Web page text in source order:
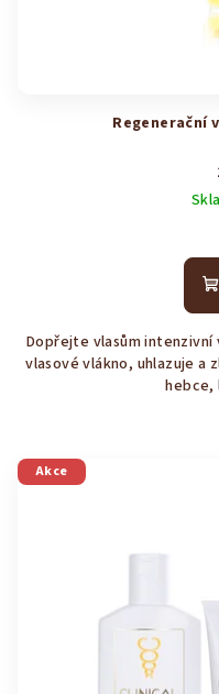
Regenerační
Dopřejte vlasům intenzivní
vlasové vlákno, uhlazuje a
hebce,
Akce